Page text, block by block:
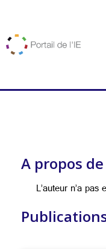
A propos
L’auteur n’a